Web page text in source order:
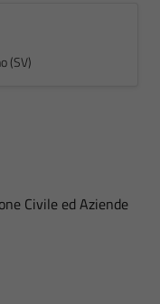
(SV)
Civile ed Aziende